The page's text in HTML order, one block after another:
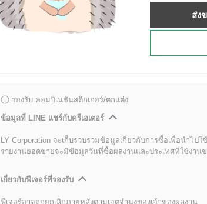
ส่ง
รองรับ คอมบิเนชันสติกเกอร์/ตกแต่ง
ข้อมูลที่ LINE แชร์กับครีเอเตอร์
LY Corporation จะเก็บรวบรวมข้อมูลเกี่ยวกับการซื้อเพื่อนำไป
รายงานยอดขายจะมีข้อมูลวันที่ซื้อผลงานและประเทศที่ใช้งา
เกี่ยวกับฟีเจอร์ที่รองรับ
ฟีเจอร์อาจถูกยกเลิกภายหลังตามเจตจำนงของเจ้าของผลงาน